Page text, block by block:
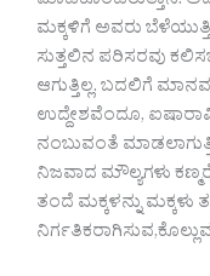
ಮಕ್ಕಳಿಗೆ ಅವರು
ಸುತ್ತಲಿನ ಪರಿಸರವು
ಆಗುತ್ತಿಲ್ಲ. ಬದಲಿಗೆ
ಉದ್ದೇಶವೆಂದೂ,
ನಂಬುವಂತೆ
ನಿಜವಾದ ಮೌಲ್ಯಗಳು
ತಂದೆ ಮಕ್ಕಳನ್ನು